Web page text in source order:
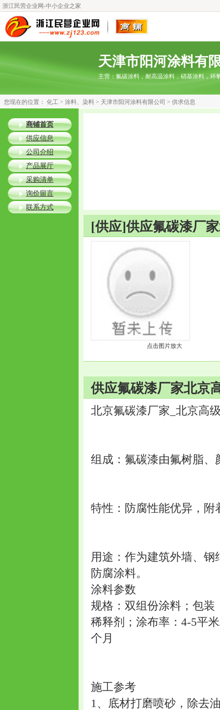
浙江民营企业网-中小企业之家
天津市阳河涂料有
主营： 氟碳涂料，耐高温涂料，硝基涂料，环
您现在的位置： 化工 > 涂料、染料 > 天津市阳河涂料有限公司 > 供求信息
[供应]供应氟碳漆厂
点击图片放大
供应氟碳漆厂家北京
北京氟碳漆厂家_北京高
组成：氟碳漆由氟树脂
特性：防腐性能优异，
用途：作为建筑外墙、
防腐涂料。
涂料参数
规格：双组份涂料；包装
稀释剂；涂布率：4-5平
个月
施工参考
1、底材打磨喷砂，除去
商铺首页
供应信息
公司介绍
产品展厅
采购清单
询价留言
联系方式